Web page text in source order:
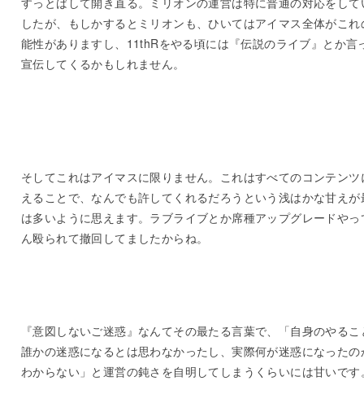
したが、もしかするとミリオンも、ひいてはアイマス全体がこれ
能性がありますし、11thRをやる頃には『伝説のライブ』とか言
宣伝してくるかもしれません。
そしてこれはアイマスに限りません。これはすべてのコンテンツ
えることで、なんでも許してくれるだろうという浅はかな甘えが
は多いように思えます。ラブライブとか席種アップグレードやっ
ん殴られて撤回してましたからね。
『意図しないご迷惑』なんてその最たる言葉で、「自身のやるこ
誰かの迷惑になるとは思わなかったし、実際何が迷惑になったの
わからない」と運営の鈍さを自明してしまうくらいには甘いです